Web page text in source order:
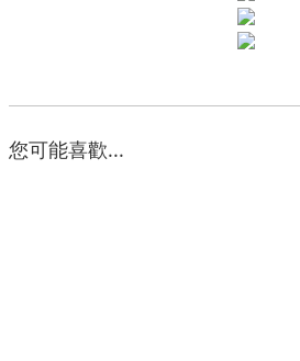
您可能喜歡...